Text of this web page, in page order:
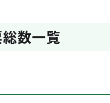
数一覧